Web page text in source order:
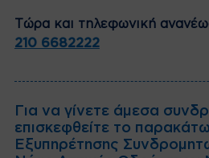
Tώρα και τηλεφωνική
210 6682222
Για να γίνετε άμεσα
επισκεφθείτε το
Εξυπηρέτησης